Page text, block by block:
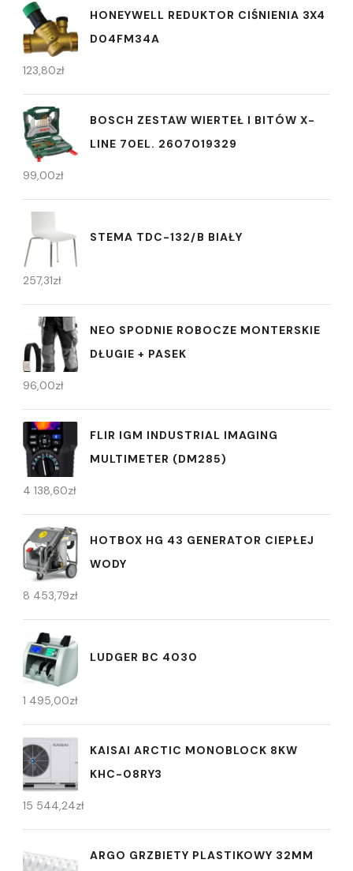
HONEYWELL REDUKTOR CIŚNIENIA 3X4
D04FM34A
123,80zł
BOSCH ZESTAW WIERTEŁ I BITÓW X-
LINE 70EL. 2607019329
99,00zł
STEMA TDC-132/B BIAŁY
257,31zł
NEO SPODNIE ROBOCZE MONTERSKIE
DŁUGIE + PASEK
96,00zł
FLIR IGM INDUSTRIAL IMAGING
MULTIMETER (DM285)
4 138,60zł
HOTBOX HG 43 GENERATOR CIEPŁEJ
WODY
8 453,79zł
LUDGER BC 4030
1 495,00zł
KAISAI ARCTIC MONOBLOCK 8KW
KHC-08RY3
15 544,24zł
ARGO GRZBIETY PLASTIKOWY 32MM